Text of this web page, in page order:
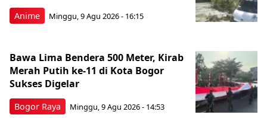
Anime Minggu, 9 Agu 2026 - 16:15
Bogor Raya
Bawa Lima Bendera 500 Meter, Kirab
Merah Putih ke-11 di Kota Bogor
Sukses Digelar
Minggu, 9 Agu 2026 - 14:53